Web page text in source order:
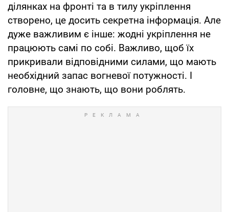
ділянках на фронті та в тилу укріплення
створено, це досить секретна інформація. Але
дуже важливим є інше: жодні укріплення не
працюють самі по собі. Важливо, щоб їх
прикривали відповідними силами, що мають
необхідний запас вогневої потужності. І
головне, що знають, що вони роблять.